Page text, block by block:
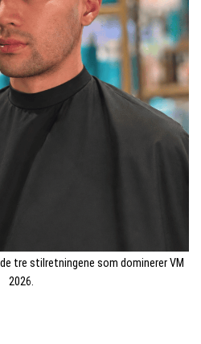
tre stilretningene som dominerer VM
2026.